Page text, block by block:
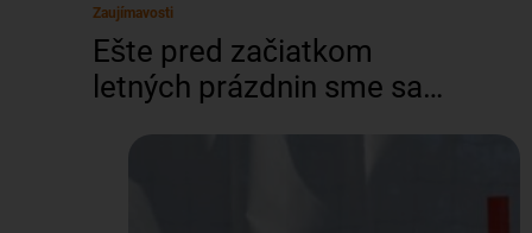
Zaujímavosti
Ešte pred začiatkom
letných prázdnin sme sa
Štefánika v Bratislave,